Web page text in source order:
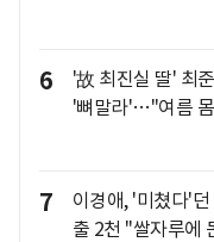
6
'故 최진실 딸' 최
'뼈말라'…"여름
7
이경애, '미쳤다'
출 2천 "쌀자루에